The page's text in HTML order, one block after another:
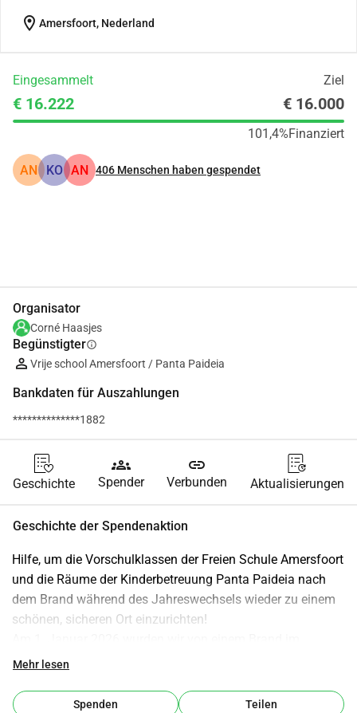
location_on Amersfoort, Nederland
Eingesammelt Ziel
€ 16.222 € 16.000
101,4%Finanziert
AN KO AN 406 Menschen haben gespendet
Organisator
Corné Haasjes
Begünstigterinfo
Vrije school Amersfoort / Panta Paideia
Bankdaten für Auszahlungen
**************1882
Geschichte
groups
Spender
link
Verbunden Aktualisierungen
Geschichte der Spendenaktion
Hilfe, um die Vorschulklassen der Freien Schule Amersfoort
und die Räume der Kinderbetreuung Panta Paideia nach
dem Brand während des Jahreswechsels wieder zu einem
schönen, sicheren Ort einzurichten!
Gebäude der Freien Schule Amersfoort, das auch von der
Während viele das neue Jahr feierten, verloren unsere
Mehr lesen
Spenden Teilen